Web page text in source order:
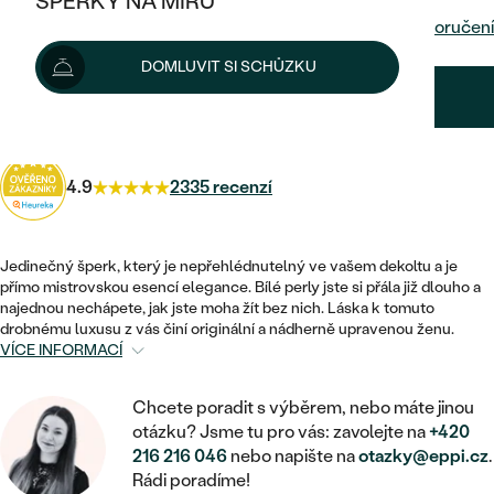
KOMBINOVANÉ ZLATO
DLE STYLU
BEZ KAMENE
VYKROJENÉ
VINTAGE
NETRADIČNÍ
TEPANÉ
POSTRANNÍ KAMENY
HALO
VINTAGE
NETRADIČNÍ
ZAČÍT S PRSTENEM
ZAČÍT S DIAMANTEM
VÝPRODEJ
KDYŽ ŠPERKY POMÁHAJÍ
DLE TYPU
NÁUŠNICE
PRSTENY
PŘÍVĚSKY
SETY
PÁNSKÉ ŠPERKY
PLATINOVÉ
PECKOVÉ
MINIMALISTICKÉ
VISACÍ
SOLITÉR
VE TVARU SRDCE
ZLATÉ
STŘÍBRNÉ
DLE STYLU
SOLITÉR
NAROZENÍ DÍTĚTE
SE ZNAMENÍM ZVĚROKRUHU
MINIMALISTICKÉ
ŠPERKY SKLADEM
VÝPRODEJ
DLE MATERIÁLU
ZLATÉ
STŘÍBRNÉ
PLATINOVÉ
ETERNITY
DOMLUVIT SI SCHŮZKU
Možnosti doručení
10 719 Kčs kódemSUN10 .
4.9 2335 recenzí
Jedinečný šperk, který je nepřehlédnutelný ve vašem dekoltu a je
přímo mistrovskou esencí elegance. Bílé perly jste si přála již dlouho a
najednou nechápete, jak jste moha žít bez nich. Láska k tomuto
drobnému luxusu z vás činí originální a nádherně upravenou ženu.
VÍCE INFORMACÍ
Chcete poradit s výběrem, nebo máte jinou
otázku? Jsme tu pro vás: zavolejte na+420
216 216 046 nebo napište naotazky@eppi.cz.
Rádi poradíme!